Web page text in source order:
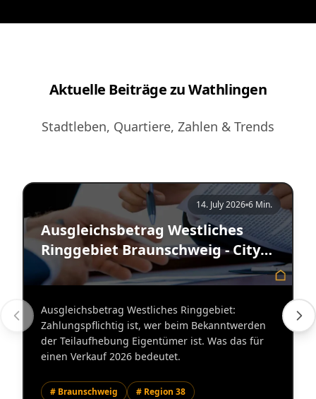
Aktuelle Beiträge zu Wathlingen
Stadtleben, Quartiere, Zahlen & Trends
14. July 2026 6 Min.
Ausgleichsbetrag Westliches
Ringgebiet Braunschweig - City
Immobilienmakler
Ausgleichsbetrag Westliches Ringgebiet:
Zahlungspflichtig ist, wer beim Bekanntwerden
der Teilaufhebung Eigentümer ist. Was das für
einen Verkauf 2026 bedeutet.
# Braunschweig # Region 38